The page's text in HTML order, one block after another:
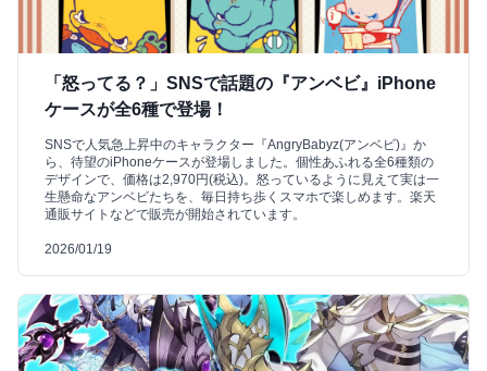
「怒ってる？」SNSで話題の『アンベビ』iPhone
ケースが全6種で登場！
SNSで人気急上昇中のキャラクター『AngryBabyz(アンベビ)』か
ら、待望のiPhoneケースが登場しました。個性あふれる全6種類の
デザインで、価格は2,970円(税込)。怒っているように見えて実は一
生懸命なアンベビたちを、毎日持ち歩くスマホで楽しめます。楽天
通販サイトなどで販売が開始されています。
2026/01/19